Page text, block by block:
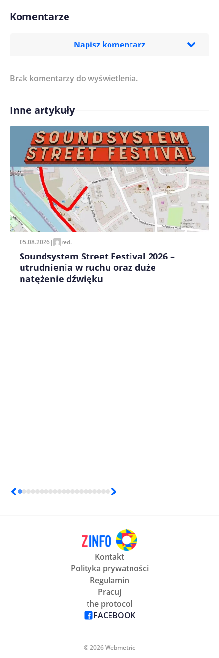
Komentarze
Napisz komentarz
Treść komentarza*
Imię/ Nick*
Zapamiętaj moje dane w tej przeglądarce podczas
pisania kolejnych komentarzy.
Brak komentarzy do wyświetlenia.
Inne artykuły
05.08.2026| red.
Soundsystem Street Festival 2026 –
utrudnienia w ruchu oraz duże
natężenie dźwięku
Kontakt
Polityka prywatności
Regulamin
Pracuj
the protocol
FACEBOOK
© 2026 Webmetric